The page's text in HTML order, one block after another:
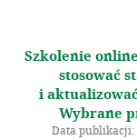
Szkolenie
stosować
i
Wybrane
Data publikacji: